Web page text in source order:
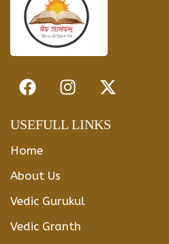
USEFULL LINKS
Home
About Us
Vedic Gurukul
Vedic Granth